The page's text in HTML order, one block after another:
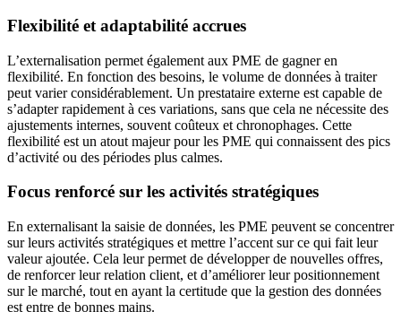
Flexibilité et adaptabilité accrues
L’externalisation permet également aux PME de gagner en
flexibilité. En fonction des besoins, le volume de données à traiter
peut varier considérablement. Un prestataire externe est capable de
s’adapter rapidement à ces variations, sans que cela ne nécessite des
ajustements internes, souvent coûteux et chronophages. Cette
flexibilité est un atout majeur pour les PME qui connaissent des pics
d’activité ou des périodes plus calmes.
Focus renforcé sur les activités stratégiques
En externalisant la saisie de données, les PME peuvent se concentrer
sur leurs activités stratégiques et mettre l’accent sur ce qui fait leur
valeur ajoutée. Cela leur permet de développer de nouvelles offres,
de renforcer leur relation client, et d’améliorer leur positionnement
sur le marché, tout en ayant la certitude que la gestion des données
est entre de bonnes mains.